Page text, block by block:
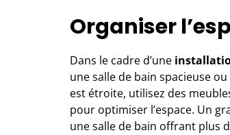
Organiser
Dans le cadre d’une
une salle de bain spacieuse
est étroite, utilisez des
pour optimiser l’espace. Un
une salle de bain offrant plus